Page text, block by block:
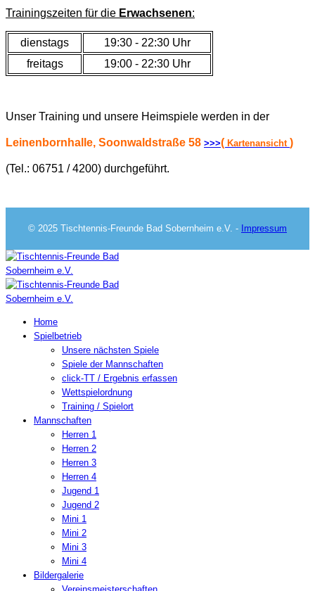
Trainingszeiten für die Erwachsenen:
dienstags
19:30 - 22:30 Uhr
freitags
19:00 - 22:30 Uhr
Unser Training und unsere Heimspiele werden in der
Leinenbornhalle, Soonwaldstraße 58 >>>( Kartenansicht )
(Tel.: 06751 / 4200) durchgeführt.
© 2025 Tischtennis-Freunde Bad Sobernheim e.V. - Impressum
Home
Spielbetrieb
Unsere nächsten Spiele
Spiele der Mannschaften
click-TT / Ergebnis erfassen
Wettspielordnung
Training / Spielort
Mannschaften
Herren 1
Herren 2
Herren 3
Herren 4
Jugend 1
Jugend 2
Mini 1
Mini 2
Mini 3
Mini 4
Bildergalerie